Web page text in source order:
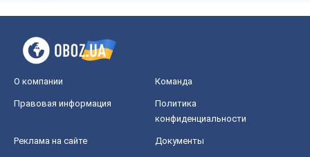
О компании Команда
Правовая информация
Политика
конфиденциальности
Реклама на сайте Документы